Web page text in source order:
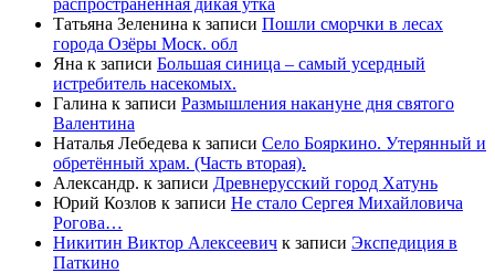
Татьяна Зеленина к записи Пошли сморчки в лесах
города Озёры Моск. обл
Яна к записи Большая синица – самый усердный
истребитель насекомых.
Галина к записи Размышления накануне дня святого
Валентина
Наталья Лебедева к записи Село Бояркино. Утерянный и
обретённый храм. (Часть вторая).
Александр. к записи Древнерусский город Хатунь
Юрий Козлов к записи Не стало Сергея Михайловича
Рогова…
Никитин Виктор Алексеевич к записи Экспедиция в
Паткино